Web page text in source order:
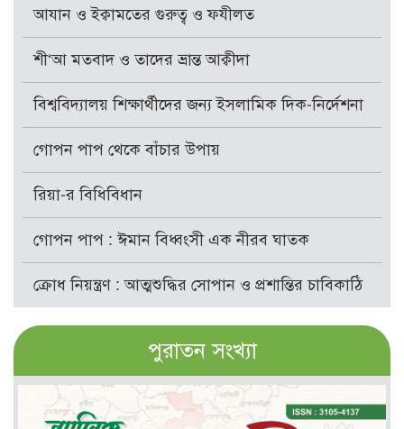
আযান ও ইক্বামতের গুরুত্ব ও ফযীলত
শী‘আ মতবাদ ও তাদের ভ্রান্ত আক্বীদা
বিশ্ববিদ্যালয় শিক্ষার্থীদের জন্য ইসলামিক দিক-নির্দেশনা
গোপন পাপ থেকে বাঁচার উপায়
রিয়া-র বিধিবিধান
গোপন পাপ : ঈমান বিধ্বংসী এক নীরব ঘাতক
ক্রোধ নিয়ন্ত্রণ : আত্মশুদ্ধির সোপান ও প্রশান্তির চাবিকাঠি
পুরাতন সংখ্যা